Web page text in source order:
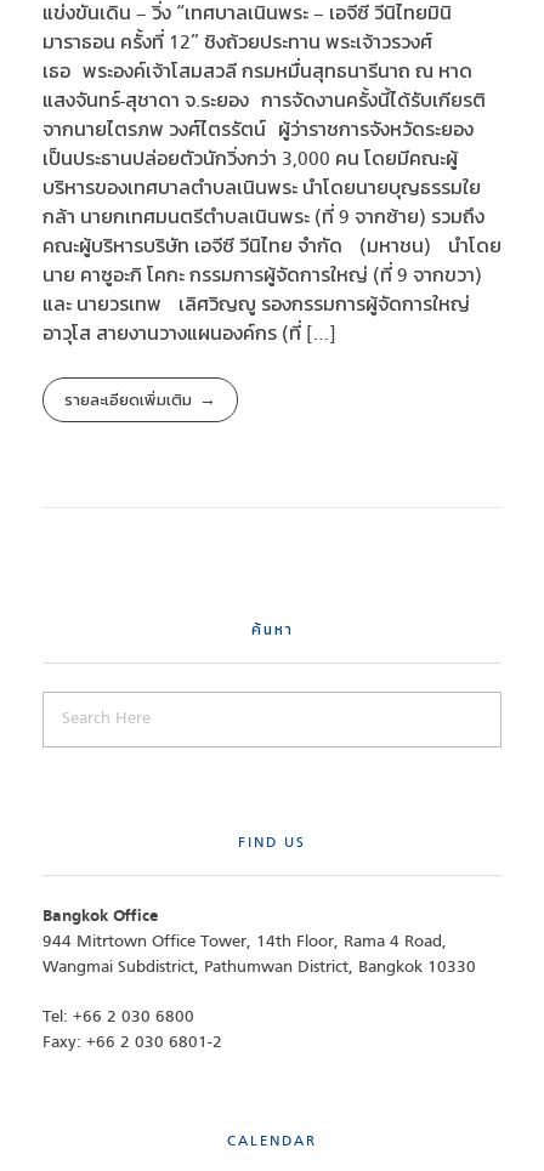
แข่งขันเดิน – วิ่ง “เทศบาลเนินพระ – เอจีซี วีนิไทยมินิ
มาราธอน ครั้งที่ 12” ชิงถ้วยประทาน พระเจ้าวรวงศ์
เธอ พระองค์เจ้าโสมสวลี กรมหมื่นสุทธนารีนาถ ณ หาด
แสงจันทร์-สุชาดา จ.ระยอง การจัดงานครั้งนี้ได้รับเกียรติ
จากนายไตรภพ วงศ์ไตรรัตน์ ผู้ว่าราชการจังหวัดระยอง
เป็นประธานปล่อยตัวนักวิ่งกว่า 3,000 คน โดยมีคณะผู้
บริหารของเทศบาลตำบลเนินพระ นำโดยนายบุญธรรมใย
กล้า นายกเทศมนตรีตำบลเนินพระ (ที่ 9 จากซ้าย) รวมถึง
คณะผู้บริหารบริษัท เอจีซี วีนิไทย จำกัด (มหาชน) นำโดย
นาย คาซูอะกิ โคกะ กรรมการผู้จัดการใหญ่ (ที่ 9 จากขวา)
และ นายวรเทพ เลิศวิญญู รองกรรมการผู้จัดการใหญ่
อาวุโส สายงานวางแผนองค์กร (ที่ […]
รายละเอียดเพิ่มเติม
ค้นหา
FIND US
Bangkok Office
944 Mitrtown Office Tower, 14th Floor, Rama 4 Road,
Wangmai Subdistrict, Pathumwan District, Bangkok 10330
Tel: +66 2 030 6800
Faxy: +66 2 030 6801-2
CALENDAR